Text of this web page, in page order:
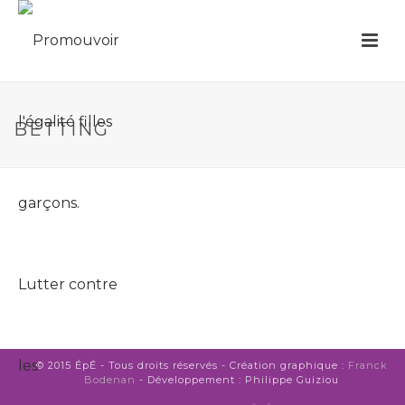
BETTING
© 2015 ÉpÉ - Tous droits réservés - Création graphique : Franck
Bodenan - Développement : Philippe Guiziou